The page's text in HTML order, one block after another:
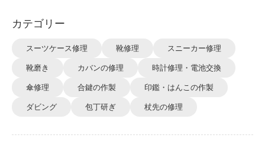
カテゴリー
スーツケース修理 靴修理 スニーカー修理
靴磨き カバンの修理 時計修理・電池交換
傘修理 合鍵の作製 印鑑・はんこの作製
ダビング 包丁研ぎ 杖先の修理